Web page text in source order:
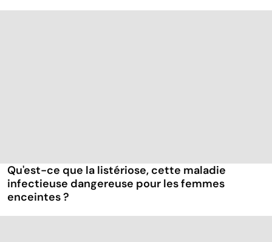
Qu'est-ce que la listériose, cette maladie
infectieuse dangereuse pour les femmes
enceintes ?